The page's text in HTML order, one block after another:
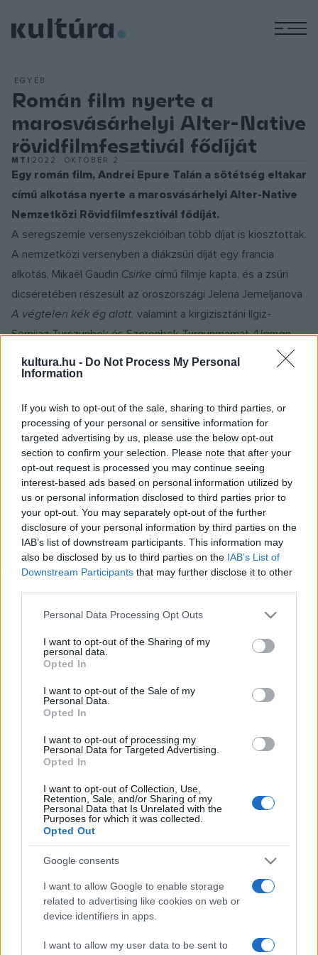
kultura.hu - Do Not Process My Personal
Information
If you wish to opt-out of the sale, sharing to third parties, or
processing of your personal or sensitive information for
targeted advertising by us, please use the below opt-out
section to confirm your selection. Please note that after your
opt-out request is processed you may continue seeing
interest-based ads based on personal information utilized by
us or personal information disclosed to third parties prior to
your opt-out. You may separately opt-out of the further
disclosure of your personal information by third parties on the
IAB’s list of downstream participants. This information may
also be disclosed by us to third parties on the IAB’s List of
Downstream Participants that may further disclose it to other
Please note that this website/app uses one or more Google
not limited to your visit or usage behaviour. You may click to
grant or deny consent to Google and its third-party tags to
use your data for below specified purposes in below Google
consent section.
Personal Data Processing Opt Outs
I want to opt-out of the Sharing of my
personal data.
Opted In
I want to opt-out of the Sale of my
Personal Data.
Opted In
I want to opt-out of processing my
Personal Data for Targeted Advertising.
Opted In
I want to opt-out of Collection, Use,
Retention, Sale, and/or Sharing of my
Personal Data that Is Unrelated with the
Purposes for which it was collected.
Opted Out
Google consents
I want to allow Google to enable storage
related to advertising like cookies on web or
device identifiers in apps.
I want to allow my user data to be sent to
EGYÉB
Román film nyerte a
marosvásárhelyi Alter-Native
rövidfilmfesztivál fődíját
MTI 2022. OKTÓBER 2.
Egy román film, Andrei Epure Talán a sötétség eltakar
című alkotása nyerte a marosvásárhelyi Alter-Native
Nemzetközi Rövidfilmfesztivál fődíját.
A seregszemle versenyszekcióiban több díjat is kiosztottak.
A nemzetközi versenyben a diákzsűri díját egy francia
alkotás, Mikaël Gaudin Csirke című filmje kapta, és a zsűri
dicséretében részesült az oroszországi Jelena Jemeljanova
A végtelen kék ég alatt, valamint a kirgizisztáni Ilgiz-
Sernijaz Turszunbek és Szoronbek TurgunmamatAlaman
című alkotása.
JakovlevaOneluvcímű filmje. A legjobb diákfilmnek járó
Simó Sándor-emlékdíjat egy kínai alkotás, Luo Zsun-hsziao
Hajszalag, tojás, feladatfüzetcímű filmje kapta. A román
kulturális minisztérium díját az észt Priit TenderKutya-ház
című filmje nyerte.
Az idén először megszervezett regionális filmek
versenyében a zsűri dicséretében részesült a
magyarországi Simó IbolyaNem volt igazi szerelem. 52 év
hűségcímű munkája, valamint a romániai Miklós Mátyás
LeventeCsak idecímű alkotása.
A legjobb regionális filmnek járó Schnedarek Ervin-díjat és az
Aáry-Tamás Lajos oktatási ombudsman által felajánlott
Töltőtoll-díjat Nagy Márton kapta a román–magyar
koprodukcióban készült
Az idén összesen 841 rövidfilmet neveztek a fesztiválra,
ezek közül 42-t választott ki az előzsűri, majd a zsűri ebből
a 42-ből választotta ki a díjazott alkotásokat. A
beválogatott filmek 17 országból érkeztek, a legtöbb
négy film képviselte.